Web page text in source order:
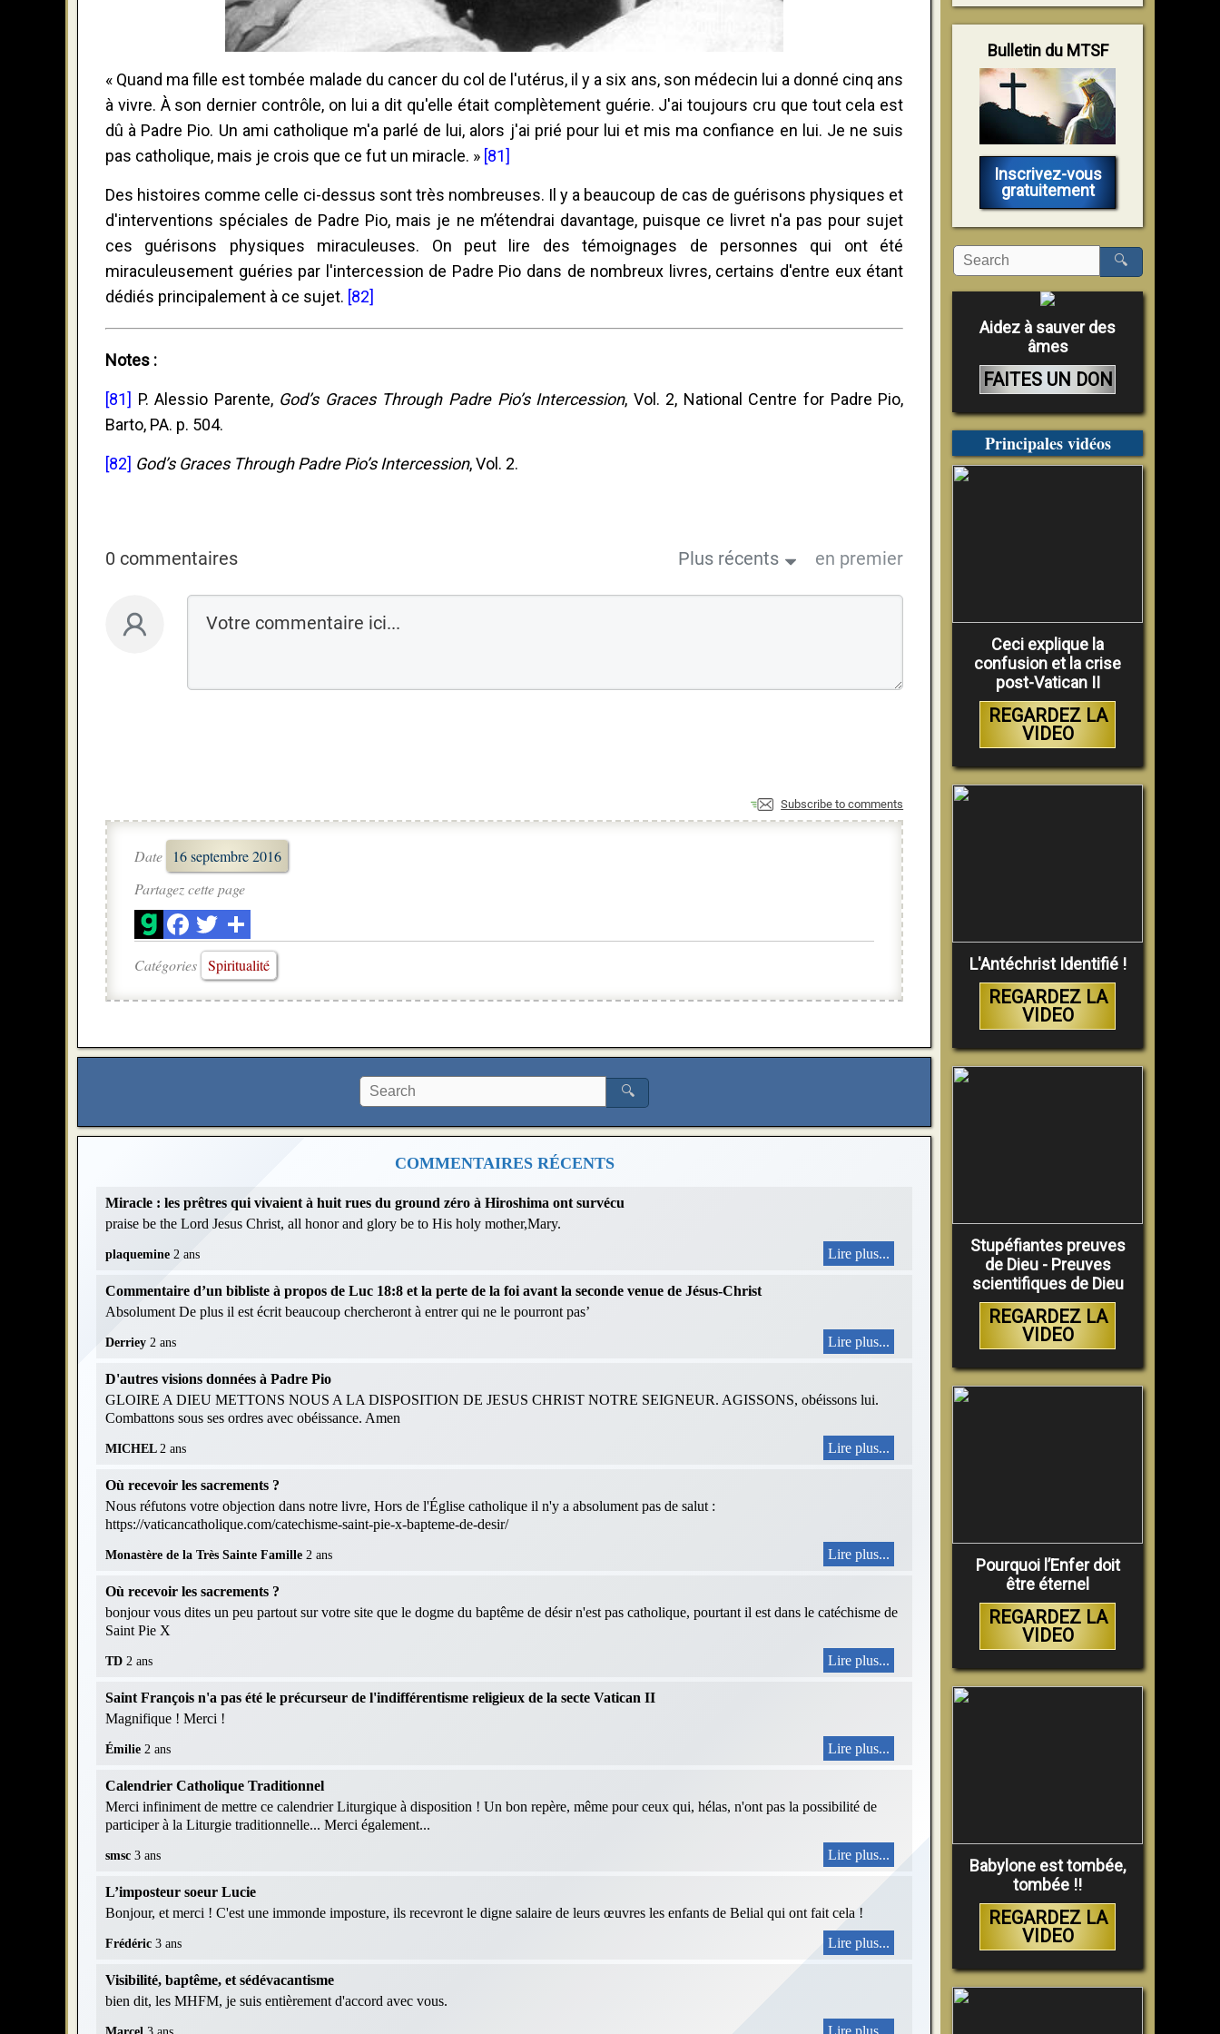
« Quand ma fille est tombée malade du cancer du col de l'utérus, il y a six ans, son médecin lui a donné cinq ans
à vivre. À son dernier contrôle, on lui a dit qu'elle était complètement guérie. J'ai toujours cru que tout cela est
dû à Padre Pio. Un ami catholique m'a parlé de lui, alors j'ai prié pour lui et mis ma confiance en lui. Je ne suis
pas catholique, mais je crois que ce fut un miracle. » [81]
Des histoires comme celle ci-dessus sont très nombreuses. Il y a beaucoup de cas de guérisons physiques et
d'interventions spéciales de Padre Pio, mais je ne m’étendrai davantage, puisque ce livret n'a pas pour sujet
ces guérisons physiques miraculeuses. On peut lire des témoignages de personnes qui ont été
miraculeusement guéries par l'intercession de Padre Pio dans de nombreux livres, certains d'entre eux étant
dédiés principalement à ce sujet. [82]
Notes :
[81] P. Alessio Parente, God’s Graces Through Padre Pio’s Intercession, Vol. 2, National Centre for Padre Pio,
Barto, PA. p. 504.
[82] God’s Graces Through Padre Pio’s Intercession, Vol. 2.
0 commentaires Plus récents en premier
Subscribe to comments
Date
16 septembre 2016
Partagez cette page
Catégories Spiritualité
🔍
COMMENTAIRES RÉCENTS
Miracle : les prêtres qui vivaient à huit rues du ground zéro à Hiroshima ont survécu
praise be the Lord Jesus Christ, all honor and glory be to His holy mother,Mary.
plaquemine 2 ans Lire plus...
Commentaire d’un bibliste à propos de Luc 18:8 et la perte de la foi avant la seconde venue de Jésus-Christ
Absolument De plus il est écrit beaucoup chercheront à entrer qui ne le pourront pas’
Derriey 2 ans Lire plus...
D'autres visions données à Padre Pio
GLOIRE A DIEU METTONS NOUS A LA DISPOSITION DE JESUS CHRIST NOTRE SEIGNEUR. AGISSONS, obéissons lui.
Combattons sous ses ordres avec obéissance. Amen
MICHEL 2 ans Lire plus...
Où recevoir les sacrements ?
Nous réfutons votre objection dans notre livre, Hors de l'Église catholique il n'y a absolument pas de salut :
https://vaticancatholique.com/catechisme-saint-pie-x-bapteme-de-desir/
Monastère de la Très Sainte Famille 2 ans Lire plus...
Où recevoir les sacrements ?
bonjour vous dites un peu partout sur votre site que le dogme du baptême de désir n'est pas catholique, pourtant il est dans le catéchisme de
Saint Pie X
TD 2 ans Lire plus...
Saint François n'a pas été le précurseur de l'indifférentisme religieux de la secte Vatican II
Magnifique ! Merci !
Émilie 2 ans Lire plus...
Calendrier Catholique Traditionnel
Merci infiniment de mettre ce calendrier Liturgique à disposition ! Un bon repère, même pour ceux qui, hélas, n'ont pas la possibilité de
participer à la Liturgie traditionnelle... Merci également...
smsc 3 ans Lire plus...
L’imposteur soeur Lucie
Bonjour, et merci ! C'est une immonde imposture, ils recevront le digne salaire de leurs œuvres les enfants de Belial qui ont fait cela !
Frédéric 3 ans Lire plus...
Visibilité, baptême, et sédévacantisme
bien dit, les MHFM, je suis entièrement d'accord avec vous.
Lire plus...
Bulletin du MTSF
Inscrivez-vous
gratuitement
🔍
Aidez à sauver des
âmes
FAITES UN DON
Principales vidéos
Ceci explique la
confusion et la crise
post-Vatican II
REGARDEZ LA
VIDEO
L'Antéchrist Identifié !
REGARDEZ LA
VIDEO
Stupéfiantes preuves
de Dieu - Preuves
scientifiques de Dieu
REGARDEZ LA
VIDEO
Pourquoi l’Enfer doit
être éternel
REGARDEZ LA
VIDEO
Babylone est tombée,
tombée !!
REGARDEZ LA
VIDEO